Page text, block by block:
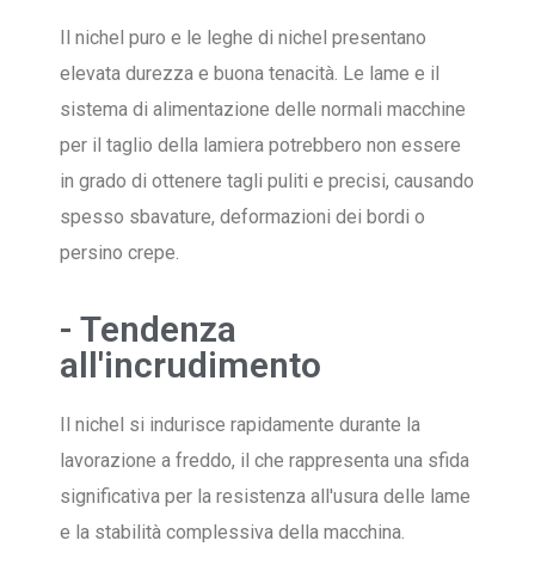
Il nichel puro e le leghe di nichel presentano
elevata durezza e buona tenacità. Le lame e il
sistema di alimentazione delle normali macchine
per il taglio della lamiera potrebbero non essere
in grado di ottenere tagli puliti e precisi, causando
spesso sbavature, deformazioni dei bordi o
persino crepe.
- Tendenza
all'incrudimento
Il nichel si indurisce rapidamente durante la
lavorazione a freddo, il che rappresenta una sfida
significativa per la resistenza all'usura delle lame
e la stabilità complessiva della macchina.